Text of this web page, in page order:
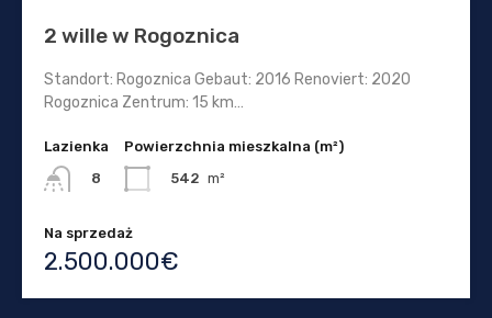
2 wille w Rogoznica
Standort: Rogoznica Gebaut: 2016 Renoviert: 2020
Rogoznica Zentrum: 15 km…
Lazienka
8
Powierzchnia mieszkalna (m²)
542 m²
Na sprzedaż
2.500.000€